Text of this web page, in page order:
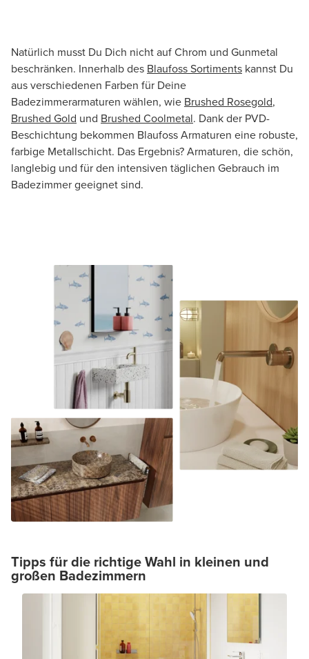
Natürlich musst Du Dich nicht auf Chrom und Gunmetal
beschränken. Innerhalb des Blaufoss Sortiments kannst Du
aus verschiedenen Farben für Deine
Badezimmerarmaturen wählen, wie Brushed Rosegold,
Brushed Gold und Brushed Coolmetal. Dank der PVD-
Beschichtung bekommen Blaufoss Armaturen eine robuste,
farbige Metallschicht. Das Ergebnis? Armaturen, die schön,
langlebig und für den intensiven täglichen Gebrauch im
Badezimmer geeignet sind.
Tipps für die richtige Wahl in kleinen und
großen Badezimmern